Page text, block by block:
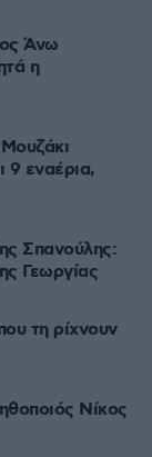
Άνω
η
9 εναέρια,
Σπανούλης:
Γεωργίας
τη ρίχνουν
Νίκος